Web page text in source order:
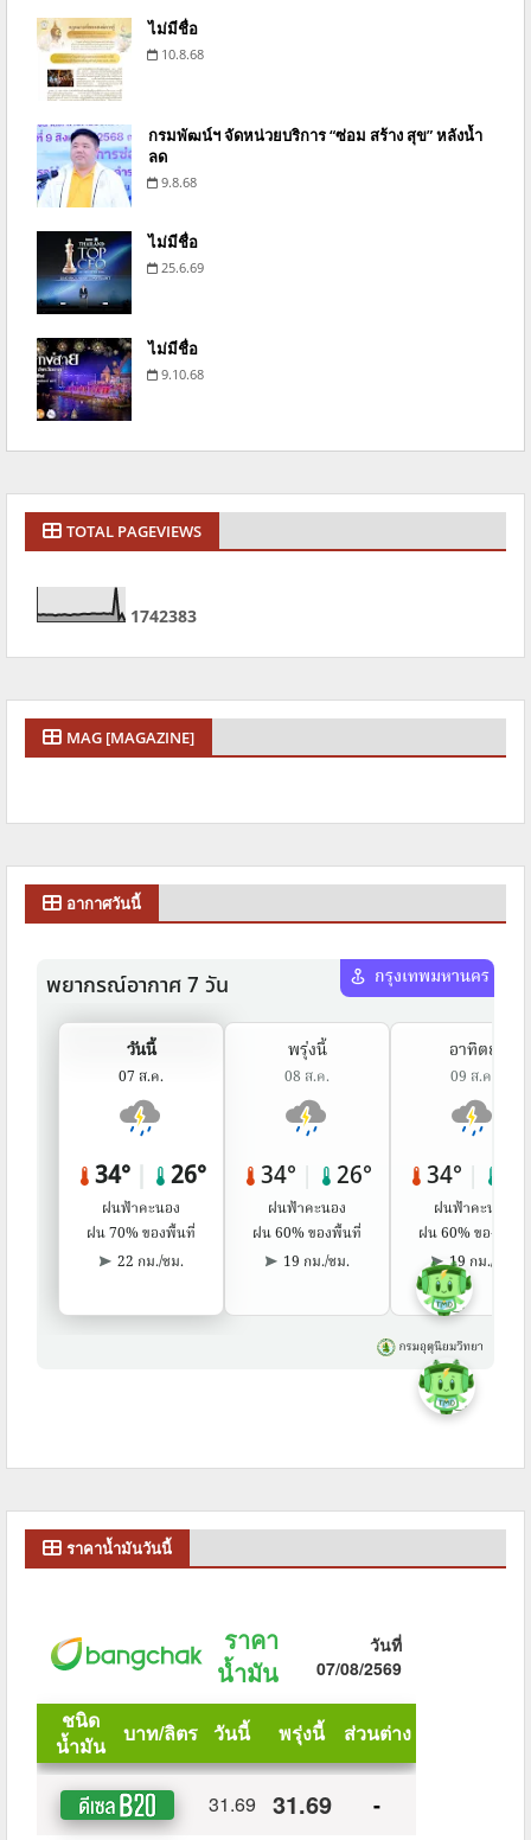
ไม่มีชื่อ
10.8.68
กรมพัฒน์ฯ จัดหน่วยบริการ “ซ่อม สร้าง สุข” หลังน้ำ
ลด
9.8.68
ไม่มีชื่อ
25.6.69
ไม่มีชื่อ
9.10.68
TOTAL PAGEVIEWS
1742383
MAG [MAGAZINE]
อากาศวันนี้
ราคาน้ำมันวันนี้